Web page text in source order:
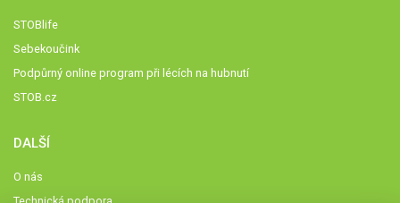
STOBlife
Sebekoučink
Podpůrný online program při lécích na hubnutí
STOB.cz
DALŠÍ
O nás